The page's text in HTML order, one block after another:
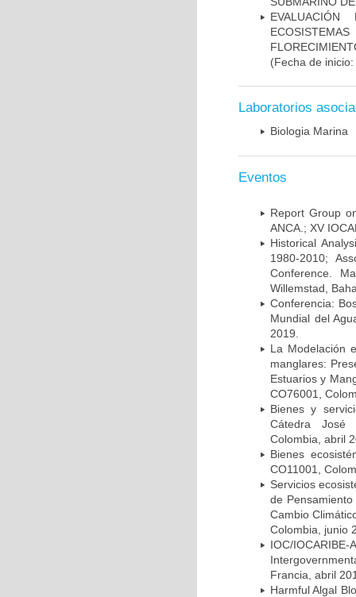
(Fecha de
Laboratorios
Biologia Marina
Eventos
Report Group
ANCA.; XV
Historical
1980-2010;
Conference.
Willemstad,
Conferencia:
Mundial del
2019.
La Modelación
manglares:
Estuarios y
CO76001,
Bienes y
Cátedra José
Colombia, abril
Bienes
CO11001,
Servicios
de
Cambio
Colombia, junio
IOC/
Francia, abril
Harmful Algal